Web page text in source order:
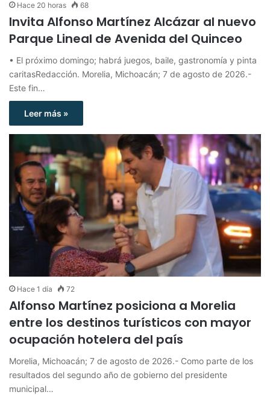
Hace 20 horas 68
Invita Alfonso Martínez Alcázar al nuevo
Parque Lineal de Avenida del Quinceo
• El próximo domingo; habrá juegos, baile, gastronomía y pinta
caritasRedacción. Morelia, Michoacán; 7 de agosto de 2026.-
Este fin…
Leer más »
Hace 1 día 72
Alfonso Martínez posiciona a Morelia
entre los destinos turísticos con mayor
ocupación hotelera del país
Morelia, Michoacán; 7 de agosto de 2026.- Como parte de los
resultados del segundo año de gobierno del presidente
municipal…